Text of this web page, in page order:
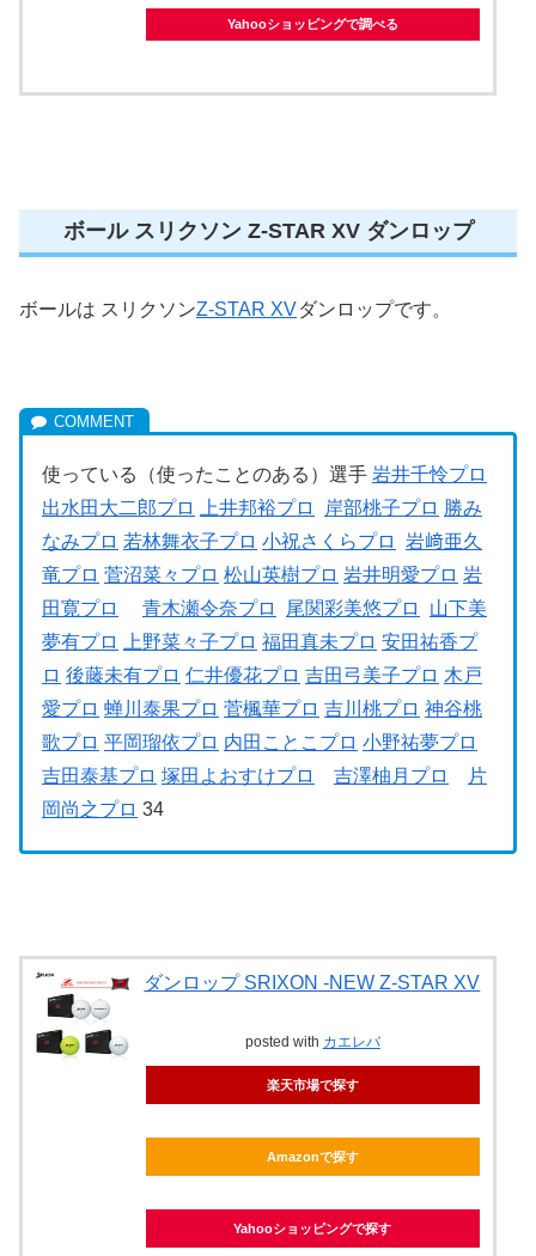
Yahooショッピングで調べる
ボール スリクソン Z-STAR XV ダンロップ
ボールは スリクソンZ-STAR XVダンロップです。
使っている（使ったことのある）選手 岩井千怜プロ
出水田大二郎プロ 上井邦裕プロ 岸部桃子プロ 勝み
なみプロ 若林舞衣子プロ 小祝さくらプロ
岩﨑亜久
竜プロ 菅沼菜々プロ 松山英樹プロ 岩井明愛プロ 岩
田寛プロ
青木瀬令奈プロ 尾関彩美悠プロ
山下美
夢有プロ 上野菜々子プロ 福田真未プロ 安田祐香プ
ロ 後藤未有プロ 仁井優花プロ 吉田弓美子プロ 木戸
愛プロ 蝉川泰果プロ 菅楓華プロ 吉川桃プロ 神谷桃
歌プロ 平岡瑠依プロ 内田ことこプロ 小野祐夢プロ
吉田泰基プロ 塚田よおすけプロ 吉澤柚月プロ
片
岡尚之プロ 34
ダンロップ SRIXON -NEW Z-STAR XV
posted with カエレバ
楽天市場で探す
Amazonで探す
Yahooショッピングで探す